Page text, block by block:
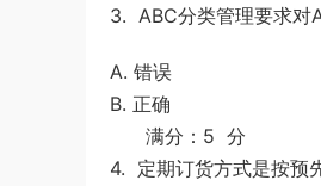
3. ABC分类管理要求对
A. 错误
B. 正确
满分：5 分
4. 定期订货方式是按预